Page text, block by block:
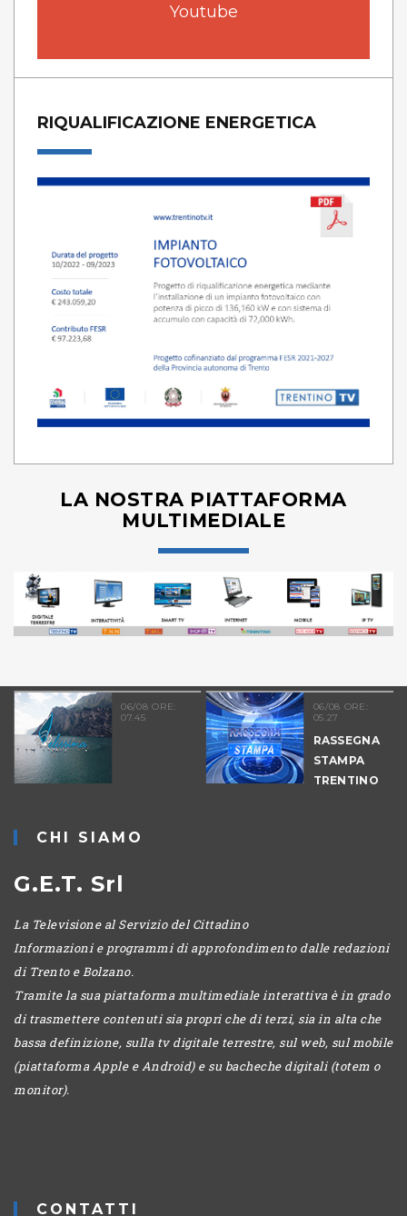
Youtube
RIQUALIFICAZIONE ENERGETICA
LA NOSTRA PIATTAFORMA
MULTIMEDIALE
06/08 ORE:
07.45
06/08 ORE:
05.27
RASSEGNA
STAMPA
TRENTINO
CHI SIAMO
G.E.T. Srl
La Televisione al Servizio del Cittadino
Informazioni e programmi di approfondimento dalle redazioni
di Trento e Bolzano.
Tramite la sua piattaforma multimediale interattiva è in grado
di trasmettere contenuti sia propri che di terzi, sia in alta che
bassa definizione, sulla tv digitale terrestre, sul web, sul mobile
(piattaforma Apple e Android) e su bacheche digitali (totem o
monitor).
CONTATTI